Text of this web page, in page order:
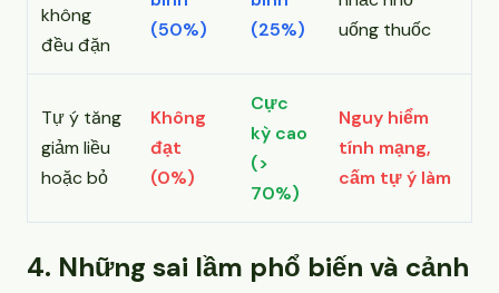
không
đều đặn
(50%)
(25%)
uống thuốc
Tự ý tăng
giảm liều
hoặc bỏ
Không
đạt
(0%)
Cực
kỳ cao
(>
70%)
Nguy hiểm
tính mạng,
cấm tự ý làm
4. Những sai lầm phổ biến và cảnh